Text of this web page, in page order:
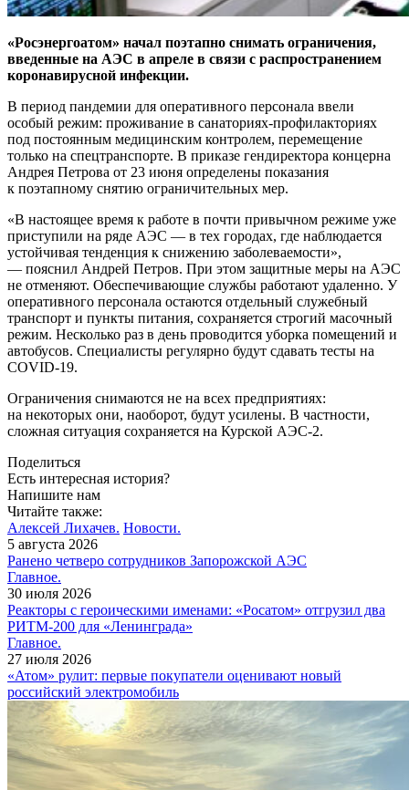
«Росэнергоатом» начал поэтапно снимать ограничения,
введенные на АЭС в апреле в связи с распространением
коронавирусной инфекции.
В период пандемии для оперативного персонала ввели
особый режим: проживание в санаториях-профилакториях
под постоянным медицинским контролем, перемещение
только на спецтранспорте. В приказе гендиректора концерна
Андрея Петрова от 23 июня определены показания
к поэтапному снятию ограничительных мер.
«В настоящее время к работе в почти привычном режиме уже
приступили на ряде АЭС — в тех городах, где наблюдается
устойчивая тенденция к снижению заболеваемости»,
— пояснил Андрей Петров. При этом защитные меры на АЭС
не отменяют. Обеспечивающие службы работают удаленно. У
оперативного персонала остаются отдельный служебный
транспорт и пункты питания, сохраняется строгий масочный
режим. Несколько раз в день проводится уборка помещений и
автобусов. Специалисты регулярно будут сдавать тесты на
COVID-19.
Ограничения снимаются не на всех предприятиях:
на некоторых они, наоборот, будут усилены. В частности,
сложная ситуация сохраняется на Курской АЭС-2.
Поделиться
Есть интересная история?
Напишите нам
Читайте также:
Алексей Лихачев. Новости.
5 августа 2026
Ранено четверо сотрудников Запорожской АЭС
Главное.
30 июля 2026
Реакторы с героическими именами: «Росатом» отгрузил два
РИТМ-200 для «Ленинграда»
Главное.
27 июля 2026
«Атом» рулит: первые покупатели оценивают новый
российский электромобиль